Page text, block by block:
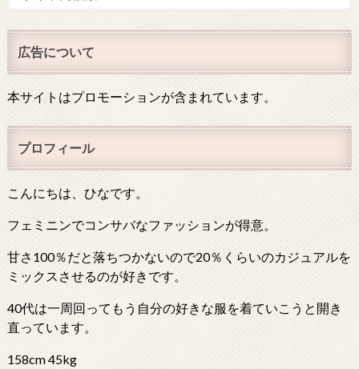
広告について
本サイトはプロモーションが含まれています。
プロフィール
こんにちは、ひなです。
フェミニンでコンサバなファッションが得意。
甘さ100％だと落ちつかないので20％くらいのカジュアルを
ミックスさせるのが好きです。
40代は一周回ってもう自分の好きな服を着ていこうと開き
直っています。
158cm 45kg